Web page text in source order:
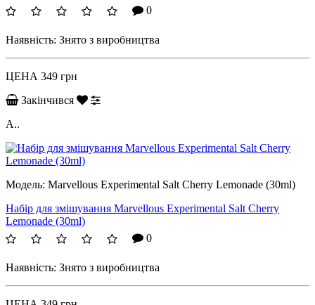
0
Наявність: Знято з виробництва
ЦЕНА 349 грн
Закінчився
A..
Модель: Marvellous Experimental Salt Cherry Lemonade (30ml)
Набір для змішування Marvellous Experimental Salt Cherry
Lemonade (30ml)
0
Наявність: Знято з виробництва